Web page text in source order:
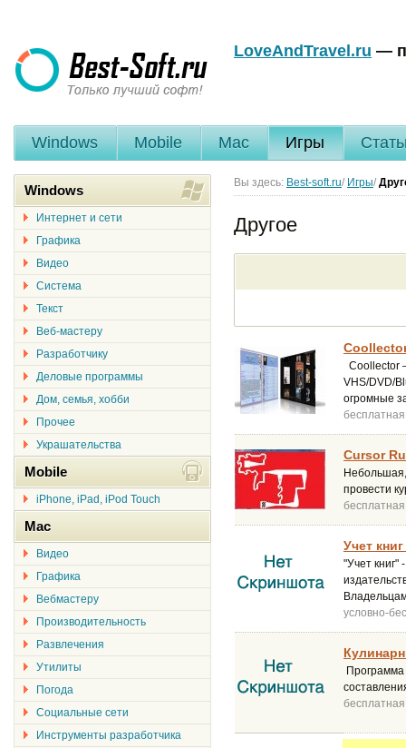
LoveAndTravel.ru —
Windows Mobile Mac Игры
Вы здесь: Best-soft.ru/ Игры/
Другое
Coollector
VHS/DVD/
огромные
бесплатная
Cursor
провести
бесплатная
Учет
"Учет книг"
условно-
бесплатная
Windows
Интернет и сети
Графика
Видео
Система
Текст
Веб-мастеру
Разработчику
Деловые программы
Дом, семья, хобби
Прочее
Украшательства
Mobile
iPhone, iPad, iPod Touch
Mac
Видео
Графика
Вебмастеру
Производительность
Развлечения
Утилиты
Погода
Социальные сети
Инструменты разработчика